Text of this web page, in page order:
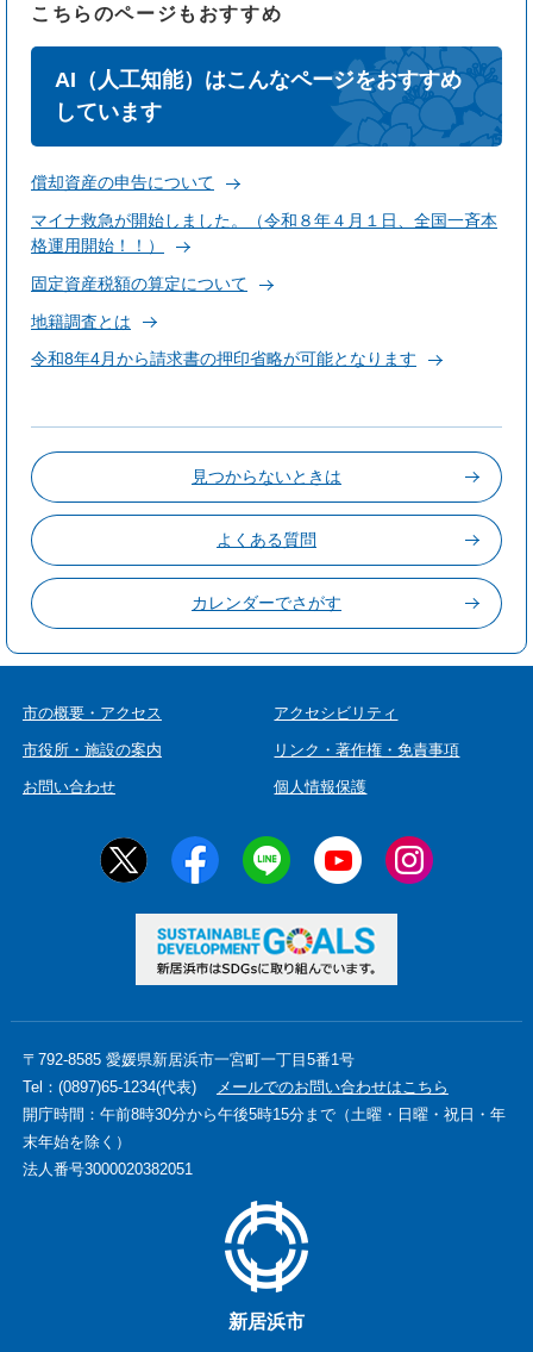
こちらのページもおすすめ
AI（人工知能）はこんなページをおすすめ
しています
償却資産の申告について
マイナ救急が開始しました。（令和８年４月１日、全国一斉本
格運用開始！！）
固定資産税額の算定について
地籍調査とは
令和8年4月から請求書の押印省略が可能となります
見つからないときは
よくある質問
カレンダーでさがす
市の概要・アクセス
市役所・施設の案内
お問い合わせ
アクセシビリティ
リンク・著作権・免責事項
個人情報保護
新居浜市
〒792-8585 愛媛県新居浜市一宮町一丁目5番1号
Tel：(0897)65-1234(代表)
メールでのお問い合わせはこちら
開庁時間：午前8時30分から午後5時15分まで（土曜・日曜・祝日・年
末年始を除く）
法人番号3000020382051